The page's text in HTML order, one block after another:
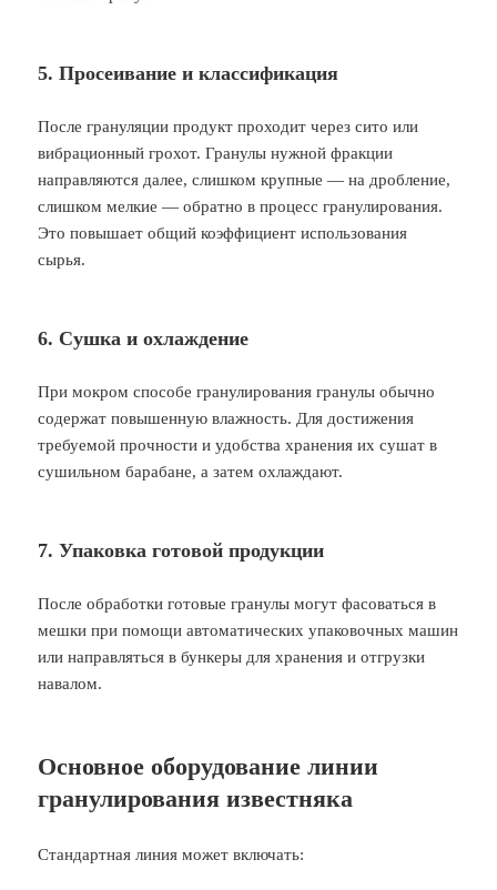
5. Просеивание и классификация
После грануляции продукт проходит через сито или
вибрационный грохот. Гранулы нужной фракции
направляются далее, слишком крупные — на дробление,
слишком мелкие — обратно в процесс гранулирования.
Это повышает общий коэффициент использования
сырья.
6. Сушка и охлаждение
При мокром способе гранулирования гранулы обычно
содержат повышенную влажность. Для достижения
требуемой прочности и удобства хранения их сушат в
сушильном барабане, а затем охлаждают.
7. Упаковка готовой продукции
После обработки готовые гранулы могут фасоваться в
мешки при помощи автоматических упаковочных машин
или направляться в бункеры для хранения и отгрузки
навалом.
Основное оборудование линии
гранулирования известняка
Стандартная линия может включать: